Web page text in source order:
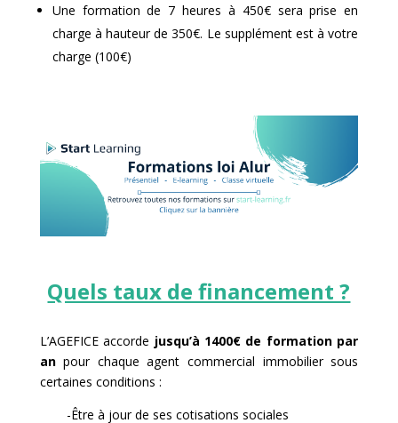
Une formation de 7 heures à 450€ sera prise en
charge à hauteur de 350€. Le supplément est à votre
charge (100€)
Quels taux de financement ?
L’AGEFICE accorde jusqu’à 1400€ de formation par
anpour chaque agent commercial immobilier sous
certaines conditions :
-Être à jour de ses cotisations sociales